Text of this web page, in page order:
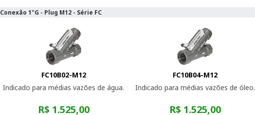
Conexão 1"G - Plug M12 - Série FC
FC10B02-M12
Indicado para médias vazões de água.
R$ 1.525,00
FC10B04-M12
Indicado para médias vazões de óleo.
R$ 1.525,00